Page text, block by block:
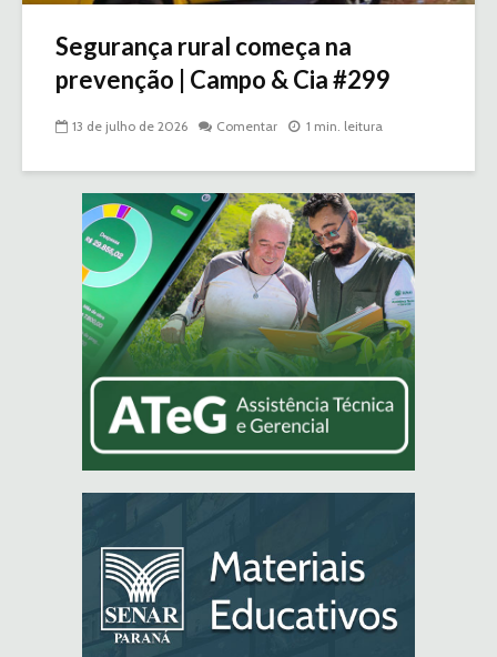
Segurança rural começa na
prevenção | Campo & Cia #299
13 de julho de 2026 Comentar 1 min. leitura